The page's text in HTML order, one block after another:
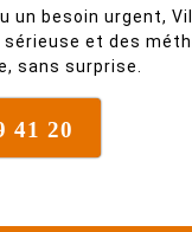
nous
un besoin urgent,
sérieuse et des
sans surprise.
41 20